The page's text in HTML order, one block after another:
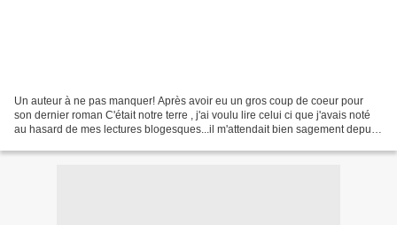
Un auteur à ne pas manquer! Après avoir eu un gros coup de coeur pour
son dernier roman C'était notre terre , j'ai voulu lire celui ci que j'avais noté
au hasard de mes lectures blogesques...il m'attendait bien sagement depuis